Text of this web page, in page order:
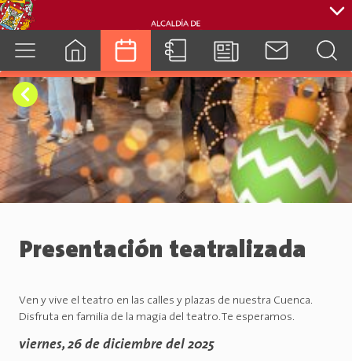
cuenca.gob.ec
Presentación teatralizada
Ven y vive el teatro en las calles y plazas de nuestra Cuenca.
Disfruta en familia de la magia del teatro. Te esperamos.
viernes, 26 de diciembre del 2025